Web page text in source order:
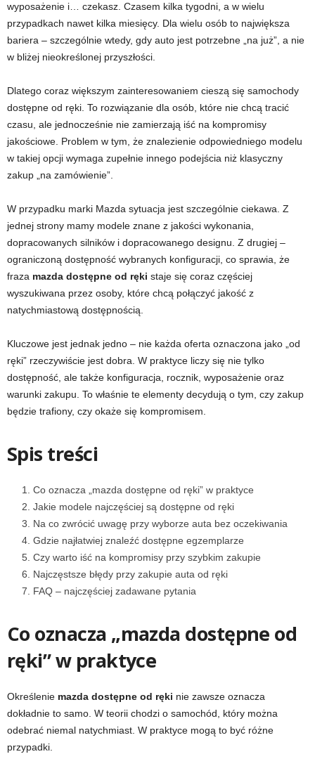
wyposażenie i… czekasz. Czasem kilka tygodni, a w wielu
przypadkach nawet kilka miesięcy. Dla wielu osób to największa
bariera – szczególnie wtedy, gdy auto jest potrzebne „na już”, a nie
w bliżej nieokreślonej przyszłości.
Dlatego coraz większym zainteresowaniem cieszą się samochody
dostępne od ręki. To rozwiązanie dla osób, które nie chcą tracić
czasu, ale jednocześnie nie zamierzają iść na kompromisy
jakościowe. Problem w tym, że znalezienie odpowiedniego modelu
w takiej opcji wymaga zupełnie innego podejścia niż klasyczny
zakup „na zamówienie”.
W przypadku marki Mazda sytuacja jest szczególnie ciekawa. Z
jednej strony mamy modele znane z jakości wykonania,
dopracowanych silników i dopracowanego designu. Z drugiej –
ograniczoną dostępność wybranych konfiguracji, co sprawia, że
fraza mazda dostępne od ręki staje się coraz częściej
wyszukiwana przez osoby, które chcą połączyć jakość z
natychmiastową dostępnością.
Kluczowe jest jednak jedno – nie każda oferta oznaczona jako „od
ręki” rzeczywiście jest dobra. W praktyce liczy się nie tylko
dostępność, ale także konfiguracja, rocznik, wyposażenie oraz
warunki zakupu. To właśnie te elementy decydują o tym, czy zakup
będzie trafiony, czy okaże się kompromisem.
Spis treści
Co oznacza „mazda dostępne od ręki” w praktyce
Jakie modele najczęściej są dostępne od ręki
Na co zwrócić uwagę przy wyborze auta bez oczekiwania
Gdzie najłatwiej znaleźć dostępne egzemplarze
Czy warto iść na kompromisy przy szybkim zakupie
Najczęstsze błędy przy zakupie auta od ręki
FAQ – najczęściej zadawane pytania
Co oznacza „mazda dostępne od
ręki” w praktyce
Określenie mazda dostępne od ręki nie zawsze oznacza
dokładnie to samo. W teorii chodzi o samochód, który można
odebrać niemal natychmiast. W praktyce mogą to być różne
przypadki.